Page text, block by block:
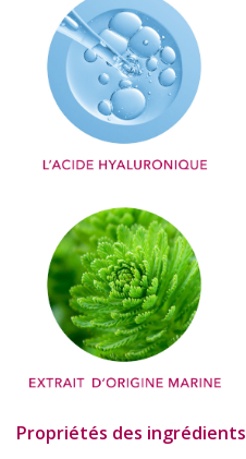
Propriétés des ingrédients